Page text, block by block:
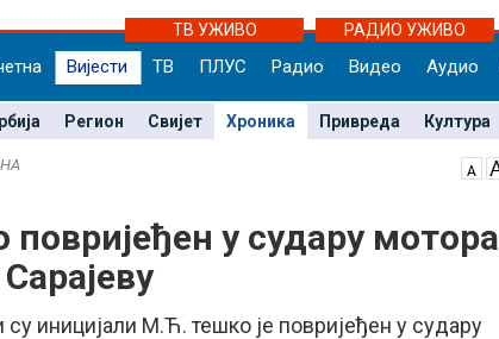
ТВ УЖИВО
РАДИО УЖИВО
Вијести ТВ ПЛУС Радио Видео Аудио
Регион Свијет Хроника Привреда Култура
у судару мотора
иницијали М.Ћ. тешко је повријеђен у судару